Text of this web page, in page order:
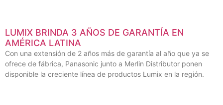
LUMIX BRINDA 3 AÑOS DE GARANTÍA EN
AMÉRICA LATINA
Con una extensión de 2 años más de garantía al año que ya se
ofrece de fábrica, Panasonic junto a Merlin Distributor ponen
disponible la creciente línea de productos Lumix en la región.